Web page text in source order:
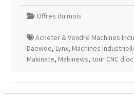
Offres du mois
Acheter & Vendre Machines
Daewoo, Lynx, Machines
Makinate, Makinews, tour CNC